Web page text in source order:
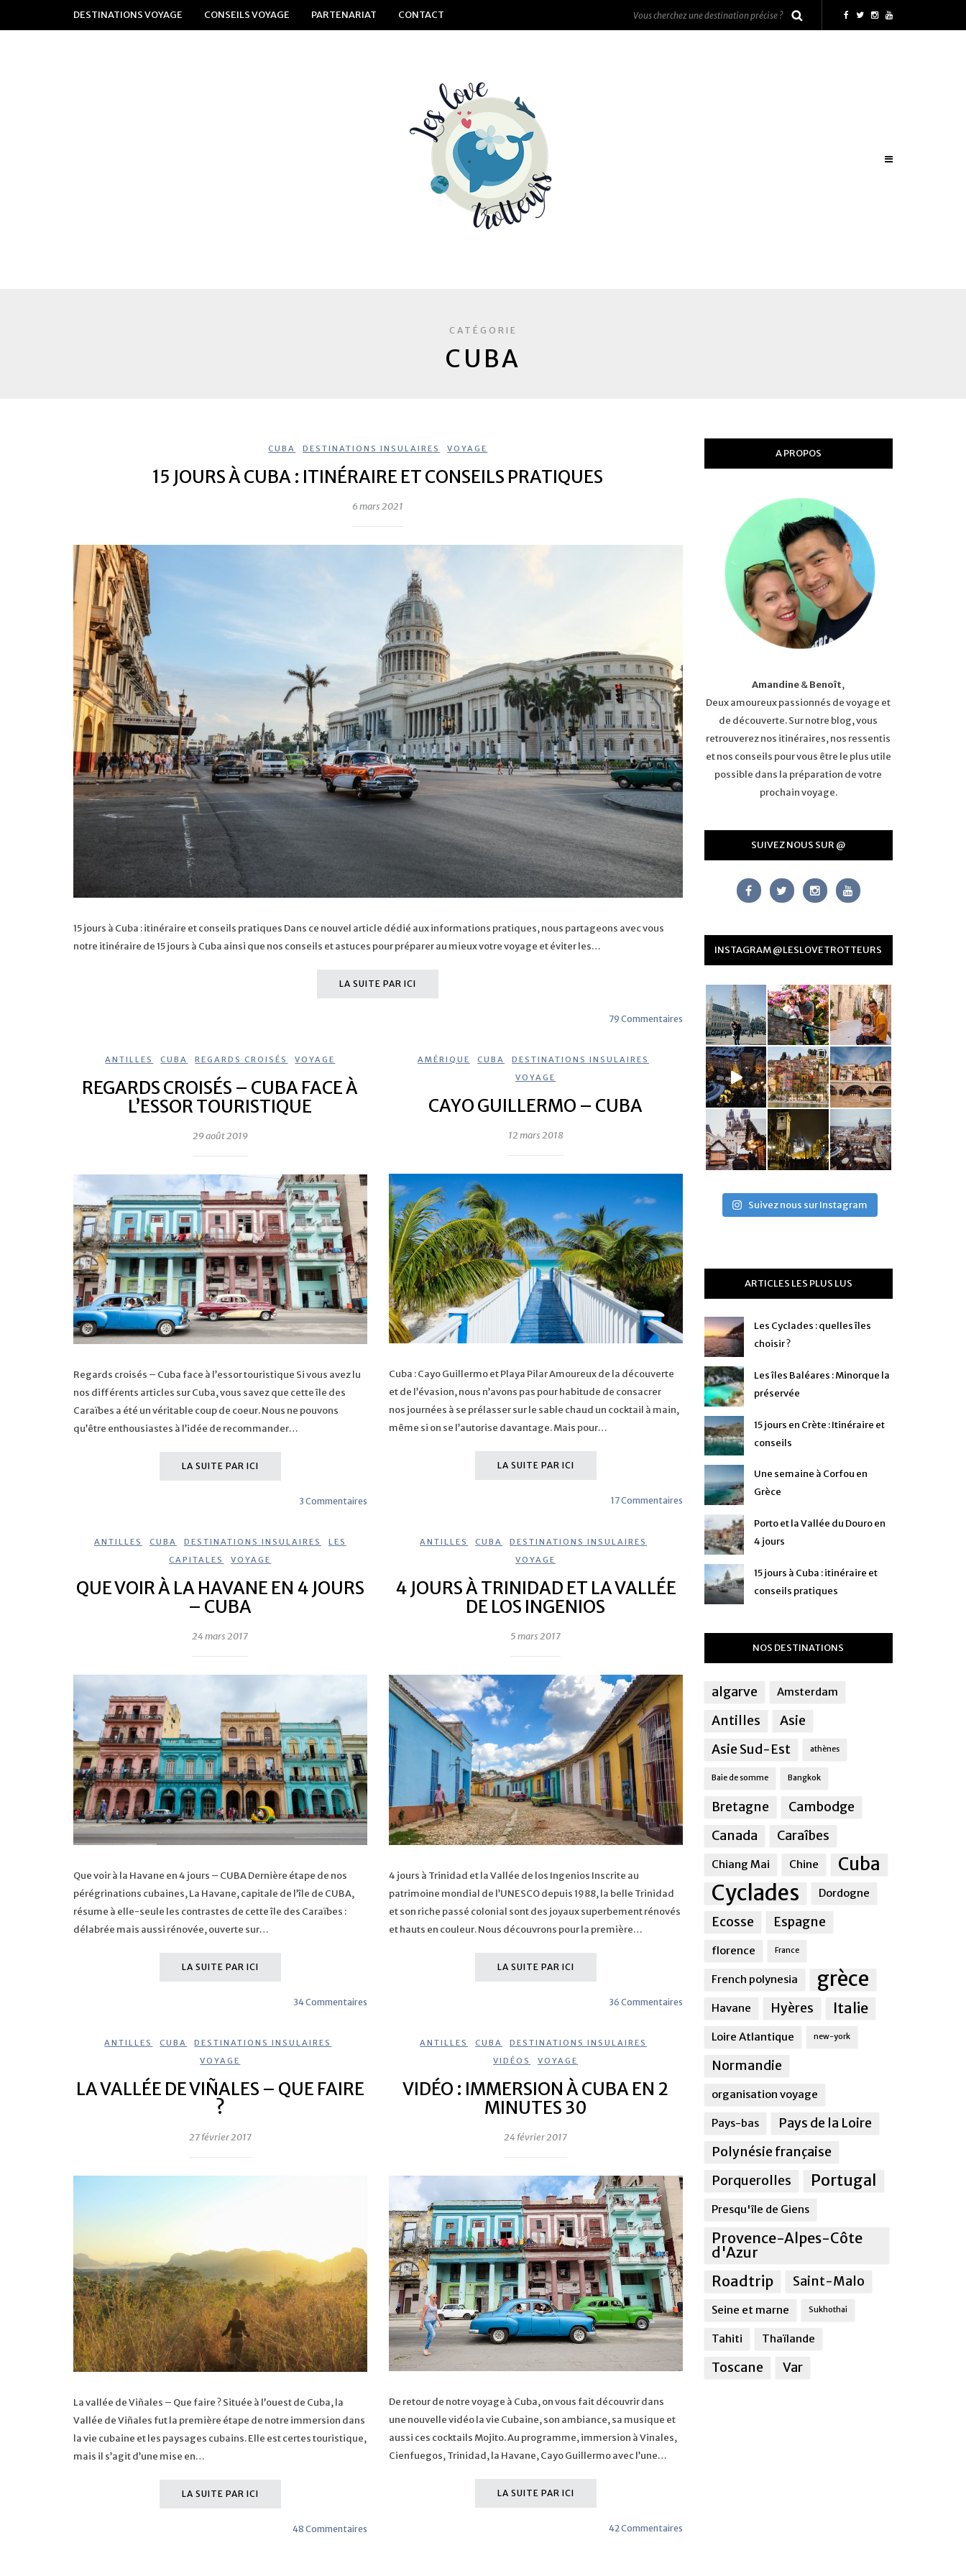
DESTINATIONS VOYAGE CONSEILS VOYAGE PARTENARIAT CONTACT
CATÉGORIE
CUBA
CUBA ,DESTINATIONS INSULAIRES ,VOYAGE
15 JOURS À CUBA : ITINÉRAIRE ET CONSEILS PRATIQUES
6 mars 2021
15 jours à Cuba : itinéraire et conseils pratiques Dans ce nouvel article dédié aux informations pratiques, nous partageons avec vous
notre itinéraire de 15 jours à Cuba ainsi que nos conseils et astuces pour préparer au mieux votre voyage et éviter les…
LA SUITE PAR ICI
79 Commentaires
ANTILLES ,CUBA ,REGARDS CROISÉS ,VOYAGE
REGARDS CROISÉS – CUBA FACE À
L’ESSOR TOURISTIQUE
29 août 2019
Regards croisés – Cuba face à l’essor touristique Si vous avez lu
nos différents articles sur Cuba, vous savez que cette île des
Caraïbes a été un véritable coup de coeur. Nous ne pouvons
qu’être enthousiastes à l’idée de recommander…
LA SUITE PAR ICI
3 Commentaires
AMÉRIQUE ,CUBA ,DESTINATIONS INSULAIRES
VOYAGE
CAYO GUILLERMO – CUBA
12 mars 2018
Cuba : Cayo Guillermo et Playa Pilar Amoureux de la découverte
et de l’évasion, nous n’avons pas pour habitude de consacrer
nos journées à se prélasser sur le sable chaud un cocktail à main,
même si on se l’autorise davantage. Mais pour…
LA SUITE PAR ICI
17 Commentaires
ANTILLES CUBA DESTINATIONS INSULAIRES
LES
CAPITALES
,VOYAGE
QUE VOIR À LA HAVANE EN 4 JOURS
– CUBA
24 mars 2017
Que voir à la Havane en 4 jours – CUBA Dernière étape de nos
pérégrinations cubaines, La Havane, capitale de l’île de CUBA,
résume à elle-seule les contrastes de cette île des Caraïbes :
délabrée mais aussi rénovée, ouverte sur…
LA SUITE PAR ICI
34 Commentaires
ANTILLES ,CUBA ,DESTINATIONS INSULAIRES
VOYAGE
4 JOURS À TRINIDAD ET LA VALLÉE
DE LOS INGENIOS
5 mars 2017
4 jours à Trinidad et la Vallée de los Ingenios Inscrite au
patrimoine mondial de l’UNESCO depuis 1988, la belle Trinidad
et son riche passé colonial sont des joyaux superbement rénovés
et hauts en couleur. Nous découvrons pour la première…
LA SUITE PAR ICI
36 Commentaires
ANTILLES ,CUBA ,DESTINATIONS INSULAIRES
VOYAGE
LA VALLÉE DE VIÑALES – QUE FAIRE
?
27 février 2017
La vallée de Viñales – Que faire ? Située à l’ouest de Cuba, la
Vallée de Viñales fut la première étape de notre immersion dans
la vie cubaine et les paysages cubains. Elle est certes touristique,
mais il s’agit d’une mise en…
LA SUITE PAR ICI
48 Commentaires
ANTILLES ,CUBA ,DESTINATIONS INSULAIRES
VIDÉOS
,VOYAGE
VIDÉO : IMMERSION À CUBA EN 2
MINUTES 30
24 février 2017
De retour de notre voyage à Cuba, on vous fait découvrir dans
une nouvelle vidéo la vie Cubaine, son ambiance, sa musique et
aussi ces cocktails Mojito. Au programme, immersion à Vinales,
Cienfuegos, Trinidad, la Havane, Cayo Guillermo avec l’une…
LA SUITE PAR ICI
42 Commentaires
A PROPOS
Amandine&Benoît,
Deux amoureux passionnés de voyage et
de découverte. Sur notre blog, vous
retrouverez nos itinéraires, nos ressentis
et nos conseils pour vous être le plus utile
possible dans la préparation de votre
prochain voyage.
SUIVEZ NOUS SUR @
INSTAGRAM @LESLOVETROTTEURS
Suivez nous sur Instagram
ARTICLES LES PLUS LUS
Les Cyclades : quelles îles
choisir ?
Les îles Baléares : Minorque la
préservée
15 jours en Crète : Itinéraire et
conseils
Une semaine à Corfou en
Grèce
Porto et la Vallée du Douro en
4 jours
15 jours à Cuba : itinéraire et
conseils pratiques
NOS DESTINATIONS
algarve Amsterdam
Antilles
Asie
Asie Sud-Est
athènes
Baie de somme Bangkok
Bretagne
Cambodge
Canada
Caraîbes
Chiang Mai Chine Cuba
Cyclades Dordogne
Ecosse Espagne
florence France
French polynesia grèce
Havane Hyères Italie
Loire Atlantique new-york
Normandie
organisation voyage
Pays-bas
Pays de la Loire
Polynésie française
Porquerolles
Portugal
Presqu'île de Giens
Provence-Alpes-Côte
d'Azur
Roadtrip
Saint-Malo
Seine et marne Sukhothai
Tahiti Thaïlande
Toscane Var